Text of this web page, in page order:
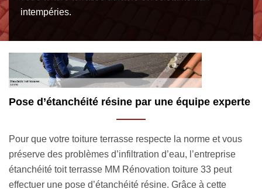
intempéries.
La gratuité du devis étanchéité toit terrasse à
Afin d’entamer une éventuelle collaboration avec la société
étanchéité toit terrasse MM Rénovation toiture 33, nous
vous encourageons à nous faire parvenir une demande de